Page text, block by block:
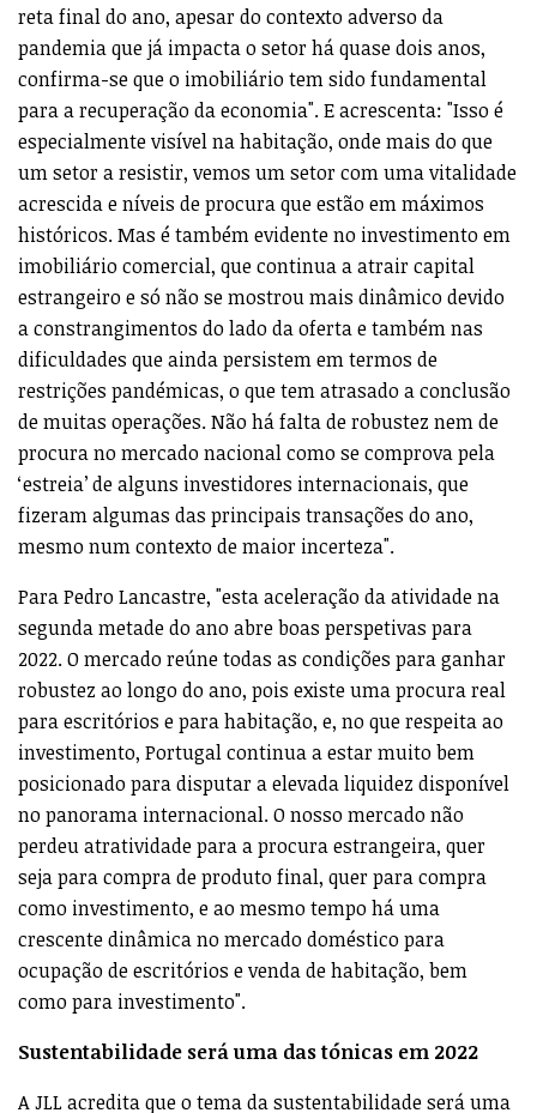
reta final do ano, apesar do contexto adverso da
pandemia que já impacta o setor há quase dois anos,
confirma-se que o imobiliário tem sido fundamental
para a recuperação da economia". E acrescenta: "Isso é
especialmente visível na habitação, onde mais do que
um setor a resistir, vemos um setor com uma vitalidade
acrescida e níveis de procura que estão em máximos
históricos. Mas é também evidente no investimento em
imobiliário comercial, que continua a atrair capital
estrangeiro e só não se mostrou mais dinâmico devido
a constrangimentos do lado da oferta e também nas
dificuldades que ainda persistem em termos de
restrições pandémicas, o que tem atrasado a conclusão
de muitas operações. Não há falta de robustez nem de
procura no mercado nacional como se comprova pela
‘estreia’ de alguns investidores internacionais, que
fizeram algumas das principais transações do ano,
mesmo num contexto de maior incerteza".
Para Pedro Lancastre, "esta aceleração da atividade na
segunda metade do ano abre boas perspetivas para
2022. O mercado reúne todas as condições para ganhar
robustez ao longo do ano, pois existe uma procura real
para escritórios e para habitação, e, no que respeita ao
investimento, Portugal continua a estar muito bem
posicionado para disputar a elevada liquidez disponível
no panorama internacional. O nosso mercado não
perdeu atratividade para a procura estrangeira, quer
seja para compra de produto final, quer para compra
como investimento, e ao mesmo tempo há uma
crescente dinâmica no mercado doméstico para
ocupação de escritórios e venda de habitação, bem
como para investimento".
Sustentabilidade será uma das tónicas em 2022
A JLL acredita que o tema da sustentabilidade será uma